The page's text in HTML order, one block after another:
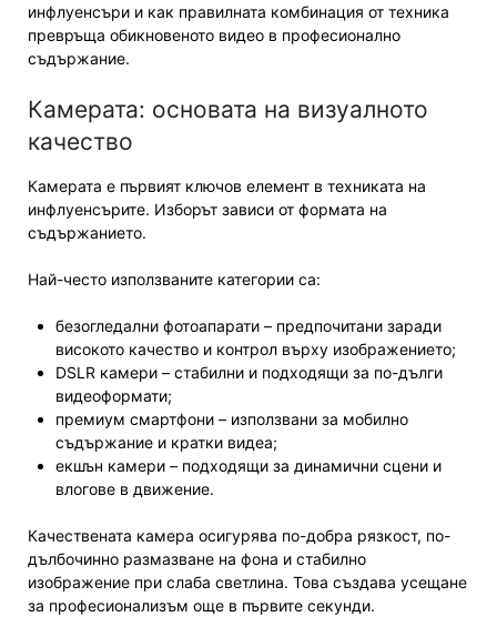
инфлуенсъри и как правилната комбинация от техника
превръща обикновеното видео в професионално
съдържание.
Камерата: основата на визуалното
качество
Камерата е първият ключов елемент в техниката на
инфлуенсърите. Изборът зависи от формата на
съдържанието.
Най-често използваните категории са:
безогледални фотоапарати – предпочитани заради
високото качество и контрол върху изображението;
DSLR камери – стабилни и подходящи за по-дълги
видеоформати;
премиум смартфони – използвани за мобилно
съдържание и кратки видеа;
екшън камери – подходящи за динамични сцени и
влогове в движение.
Качествената камера осигурява по-добра рязкост, по-
дълбочинно размазване на фона и стабилно
изображение при слаба светлина. Това създава усещане
за професионализъм още в първите секунди.